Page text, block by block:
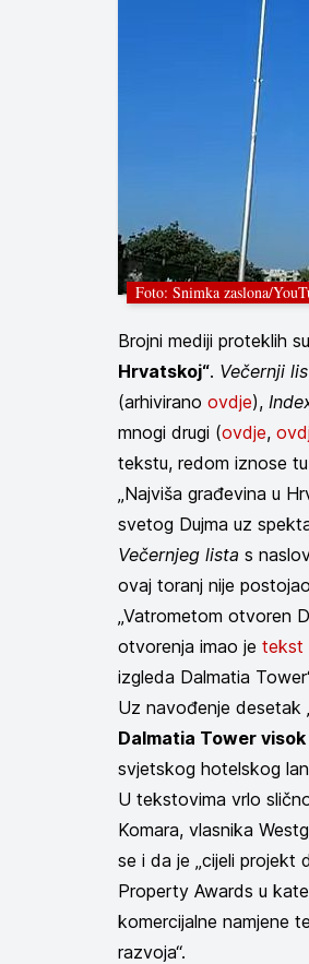
Foto: Snimka zaslona/
Brojni mediji proteklih
Hrvatskoj“. Večernji
(arhivirano ovdje),
mnogi drugi (ovdje,
tekstu, redom iznose
„Najviša građevina u
svetog Dujma uz
Večernjeg lista s
ovaj toranj nije
„Vatrometom otvoren
otvorenja imao je tekst
izgleda Dalmatia
Uz navođenje desetak
Dalmatia Tower
svjetskog hotelskog
U tekstovima vrlo
Komara, vlasnika
se i da je „cijeli projekt
Property Awards u
komercijalne namjene
razvoja“.